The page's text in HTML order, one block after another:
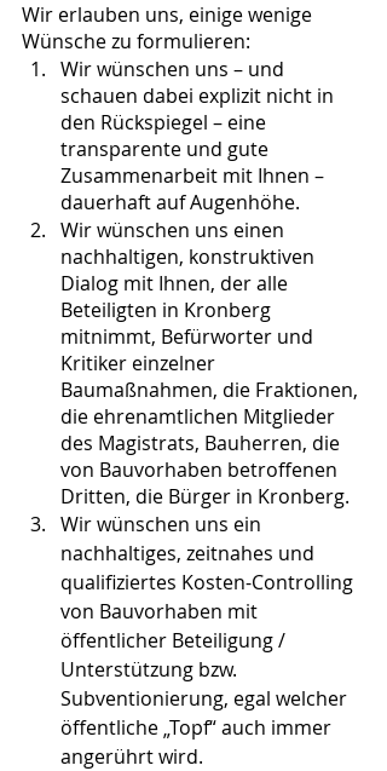
Wir erlauben uns, einige wenige
Wünsche zu formulieren:
Wir wünschen uns – und
schauen dabei explizit nicht in
den Rückspiegel – eine
transparente und gute
Zusammenarbeit mit Ihnen –
dauerhaft auf Augenhöhe.
Wir wünschen uns einen
nachhaltigen, konstruktiven
Dialog mit Ihnen, der alle
Beteiligten in Kronberg
mitnimmt, Befürworter und
Kritiker einzelner
Baumaßnahmen, die Fraktionen,
die ehrenamtlichen Mitglieder
des Magistrats, Bauherren, die
von Bauvorhaben betroffenen
Dritten, die Bürger in Kronberg.
Wir wünschen uns ein
nachhaltiges, zeitnahes und
qualifiziertes Kosten-Controlling
von Bauvorhaben mit
öffentlicher Beteiligung /
Unterstützung bzw.
Subventionierung, egal welcher
öffentliche „Topf“ auch immer
angerührt wird.